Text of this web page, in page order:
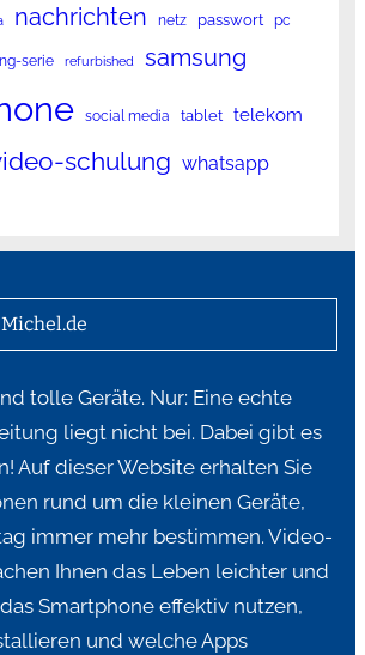
nachrichten netz passwort pc
serie refurbished samsung
social media tablet telekom
schulung whatsapp
tolle Geräte. Nur: Eine echte
liegt nicht bei. Dabei gibt es
Auf dieser Website erhalten Sie
rund um die kleinen Geräte,
immer mehr bestimmen. Video-
Ihnen das Leben leichter und
Smartphone effektiv nutzen,
und welche Apps